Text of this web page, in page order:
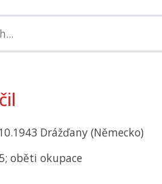
Drážďany (Německo)
oběti okupace